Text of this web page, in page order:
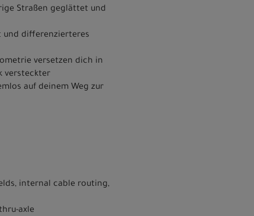
Straßen geglättet und
und differenzierteres
versetzen dich in
versteckter
auf deinem Weg zur
internal cable routing,
axle